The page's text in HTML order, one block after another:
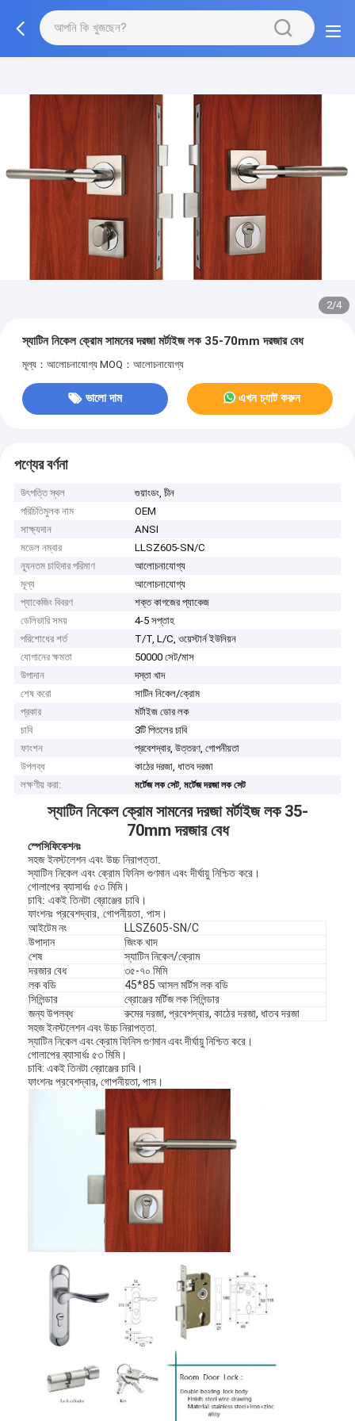
2/4
স্যাটিন নিকেল ক্রোম সামনের দরজা মর্টাইজ লক 35-70mm দরজার বেধ
মূল্য：আলোচনাযোগ্য MOQ：আলোচনাযোগ্য
ভালো দাম এখন চ্যাট করুন
পণ্যের বর্ণনা
উৎপত্তি স্থল
গুয়াংডং, চীন
পরিচিতিমুলক নাম
OEM
সাক্ষ্যদান
ANSI
মডেল নম্বার
LLSZ605-SN/C
ন্যূনতম চাহিদার পরিমাণ
আলোচনাযোগ্য
মূল্য
আলোচনাযোগ্য
প্যাকেজিং বিবরণ
শক্ত কাগজের প্যাকেজ
ডেলিভারি সময়
4-5 সপ্তাহ
পরিশোধের শর্ত
T/T, L/C, ওয়েস্টার্ন ইউনিয়ন
যোগানের ক্ষমতা
50000 সেট/মাস
উপাদান
দস্তা খাদ
শেষ করো
সাটিন নিকেল/ক্রোম
প্রকার
মর্টাইজ ডোর লক
চাবি
3টি পিতলের চাবি
ফাংশন
প্রবেশদ্বার, উত্তরণ, গোপনীয়তা
উপলব্ধ
কাঠের দরজা, ধাতব দরজা
লক্ষণীয় করা:
মর্টেজ লক সেট,মর্টেজ দরজা লক সেট
স্যাটিন নিকেল ক্রোম সামনের দরজা মর্টাইজ লক 35-
70mm দরজার বেধ
স্পেসিফিকেশনঃ
সহজ ইনস্টলেশন এবং উচ্চ নিরাপত্তা.
স্যাটিন নিকেল এবং ক্রোম ফিনিস গুণমান এবং দীর্ঘায়ু নিশ্চিত করে।
গোলাপের ব্যাসার্ধঃ ৫৩ মিমি।
চাবি: একই তিনটা ব্রোঞ্জের চাবি।
ফাংশনঃ প্রবেশদ্বার, গোপনীয়তা, পাস।
আইটেম নং
LLSZ605-SN/C
উপাদান
জিংক খাদ
শেষ
স্যাটিন নিকেল/ক্রোম
দরজার বেধ
৩৫-৭০ মিমি
লক বডি
45*85 আসল মর্টিস লক বডি
সিলিন্ডার
ব্রোঞ্জের মর্টিজ লক সিলিন্ডার
জন্য উপলব্ধ
রুমের দরজা, প্রবেশদ্বার, কাঠের দরজা, ধাতব দরজা
সহজ ইনস্টলেশন এবং উচ্চ নিরাপত্তা.
স্যাটিন নিকেল এবং ক্রোম ফিনিস গুণমান এবং দীর্ঘায়ু নিশ্চিত করে।
গোলাপের ব্যাসার্ধঃ ৫৩ মিমি।
চাবি: একই তিনটা ব্রোঞ্জের চাবি।
ফাংশনঃ প্রবেশদ্বার, গোপনীয়তা, পাস।